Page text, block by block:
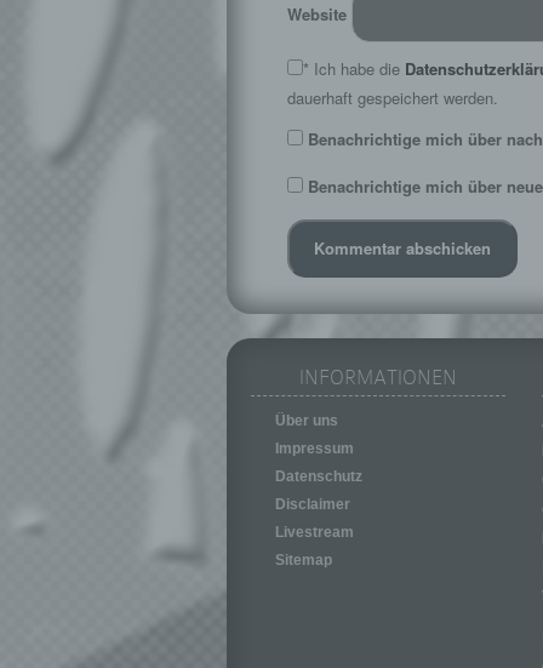
Website
* Ich habe die
dauerhaft gespeichert werden.
Benachrichtige mich über
Benachrichtige mich über
INFORMATIONEN
Über uns
Impressum
Datenschutz
Disclaimer
Livestream
Sitemap